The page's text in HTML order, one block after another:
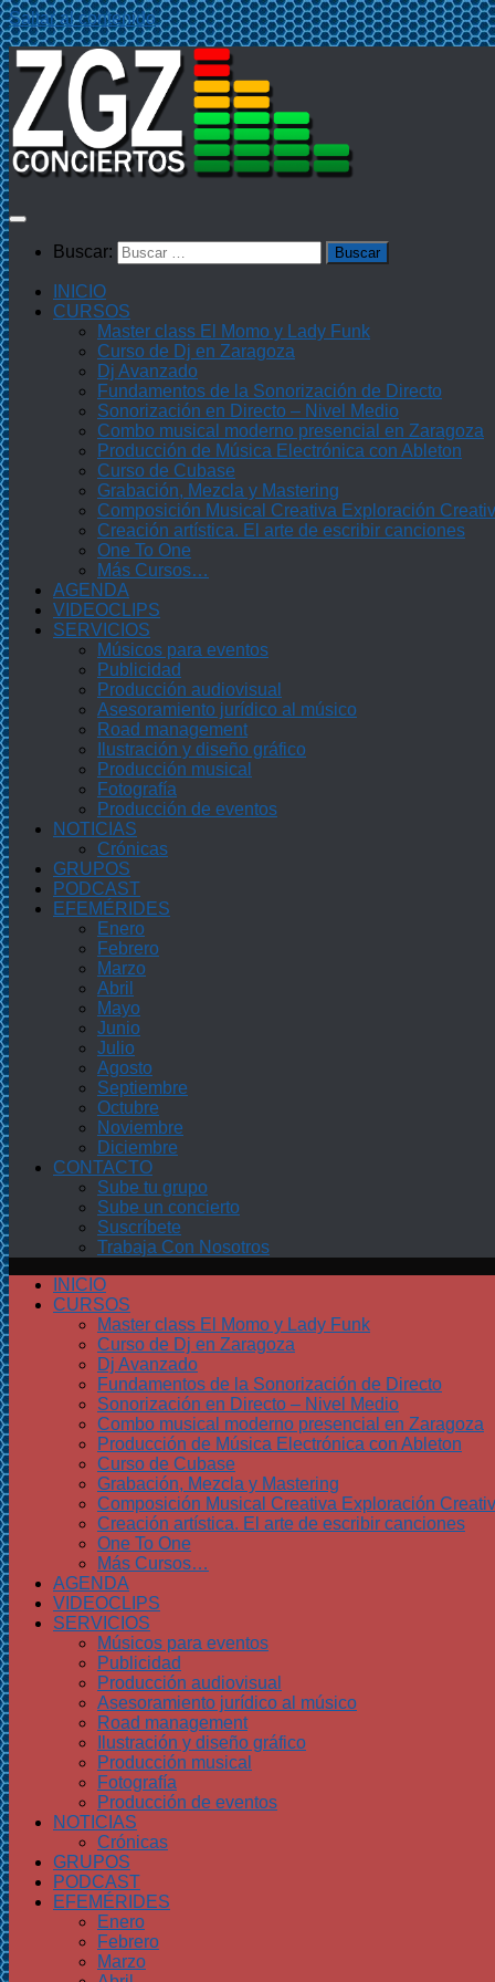
Saltar al contenido
Buscar:
INICIO
CURSOS
Master class El Momo y Lady Funk
Curso de Dj en Zaragoza
Dj Avanzado
Fundamentos de la Sonorización de Directo
Sonorización en Directo – Nivel Medio
Combo musical moderno presencial en Zaragoza
Producción de Música Electrónica con Ableton
Curso de Cubase
Grabación, Mezcla y Mastering
Composición Musical Creativa Exploración
Creación artística. El arte de escribir canciones
One To One
Más Cursos…
AGENDA
VIDEOCLIPS
SERVICIOS
Músicos para eventos
Publicidad
Producción audiovisual
Asesoramiento jurídico al músico
Road management
Ilustración y diseño gráfico
Producción musical
Fotografía
Producción de eventos
NOTICIAS
Crónicas
GRUPOS
PODCAST
EFEMÉRIDES
Enero
Febrero
Marzo
Abril
Mayo
Junio
Julio
Agosto
Septiembre
Octubre
Noviembre
Diciembre
CONTACTO
Sube tu grupo
Sube un concierto
Suscríbete
Trabaja Con Nosotros
INICIO
CURSOS
Master class El Momo y Lady Funk
Curso de Dj en Zaragoza
Dj Avanzado
Fundamentos de la Sonorización de Directo
Sonorización en Directo – Nivel Medio
Combo musical moderno presencial en Zaragoza
Producción de Música Electrónica con Ableton
Curso de Cubase
Grabación, Mezcla y Mastering
Composición Musical Creativa Exploración
Creación artística. El arte de escribir canciones
One To One
Más Cursos…
AGENDA
VIDEOCLIPS
SERVICIOS
Músicos para eventos
Publicidad
Producción audiovisual
Asesoramiento jurídico al músico
Road management
Ilustración y diseño gráfico
Producción musical
Fotografía
Producción de eventos
NOTICIAS
Crónicas
GRUPOS
PODCAST
EFEMÉRIDES
Enero
Febrero
Marzo